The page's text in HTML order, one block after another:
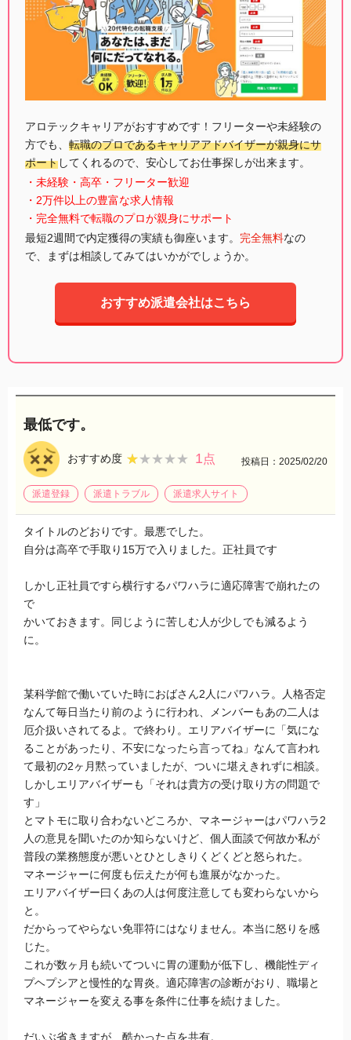
アロテックキャリアがおすすめです！フリーターや未経験の
方でも、 転職のプロであるキャリアアドバイザーが親身にサ
ポートしてくれるので、安心してお仕事探しが出来ます。
・未経験・高卒・フリーター歓迎
・2万件以上の豊富な求人情報
・完全無料で転職のプロが親身にサポート
最短2週間で内定獲得の実績も御座います。 完全無料なの
で、まずは相談してみてはいかがでしょうか。
おすすめ派遣会社はこちら
最低です。
おすすめ度 ★★★★★
★★★★★ 1点 投稿日：2025/02/20
派遣登録 派遣トラブル 派遣求人サイト
タイトルのどおりです。最悪でした。
自分は高卒で手取り15万で入りました。正社員です
しかし正社員ですら横行するパワハラに適応障害で崩れたの
で
かいておきます。同じように苦しむ人が少しでも減るよう
に。
某科学館で働いていた時におばさん2人にパワハラ。人格否定
なんて毎日当たり前のように行われ、メンバーもあの二人は
厄介扱いされてるよ。で終わり。エリアバイザーに「気にな
ることがあったり、不安になったら言ってね」なんて言われ
て最初の2ヶ月黙っていましたが、ついに堪えきれずに相談。
しかしエリアバイザーも「それは貴方の受け取り方の問題で
す」
とマトモに取り合わないどころか、マネージャーはパワハラ2
人の意見を聞いたのか知らないけど、個人面談で何故か私が
普段の業務態度が悪いとひとしきりくどくどと怒られた。
マネージャーに何度も伝えたが何も進展がなかった。
エリアバイザー曰くあの人は何度注意しても変わらないから
と。
だからってやらない免罪符にはなりません。本当に怒りを感
じた。
これが数ヶ月も続いてついに胃の運動が低下し、機能性ディ
プヘプシアと慢性的な胃炎。適応障害の診断がおり、職場と
マネージャーを変える事を条件に仕事を続けました。
だいぶ省きますが、酷かった点を共有。